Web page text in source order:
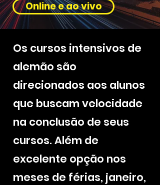
Online e ao vivo
Os cursos intensivos de
alemão são
direcionados aos alunos
que buscam velocidade
na conclusão de seus
cursos. Além de
excelente opção nos
meses de férias, janeiro,